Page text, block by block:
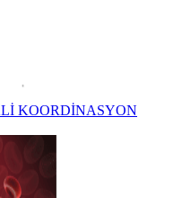
KOORDİNASYON